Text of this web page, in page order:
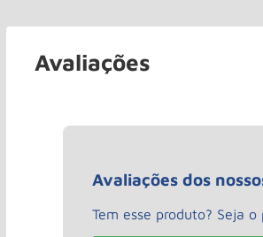
Avaliações
Avaliações dos
Tem esse produto? Seja